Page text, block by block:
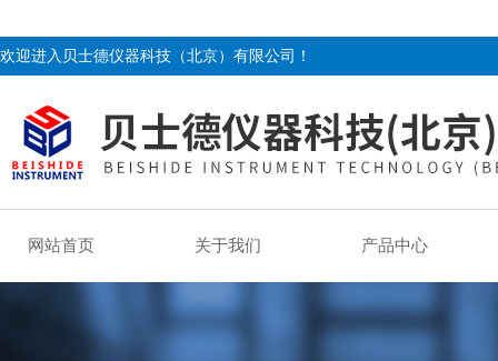
欢迎进入贝士德仪器科技（北京）有限公司！
网站首页 关于我们 产品中心